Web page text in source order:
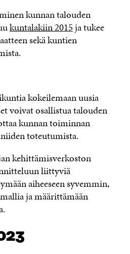
kunnan talouden
kuntalakiin 2015ja tukee
sekä kuntien
kokeilemaan uusia
voivat osallistua talouden
kunnan toiminnan
toteutumista.
kehittämisverkoston
liittyviä
aiheeseen syvemmin,
ja määrittämään